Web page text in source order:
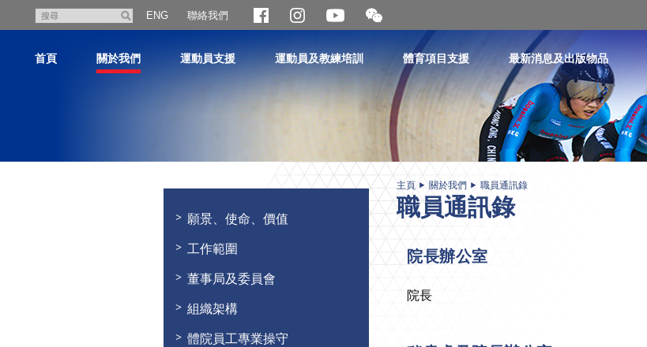
尋
ENG 聯絡我們
開
合
二
維
碼
首頁 關於我們 運動員支援 運動員及教練培訓 體育項目支援 最新消息及出版物品
願景、使命、價值
工作範圍
董事局及委員會
組織架構
體院員工專業操守
主頁 關於我們 職員通訊錄
職員通訊錄
院長辦公室
院長